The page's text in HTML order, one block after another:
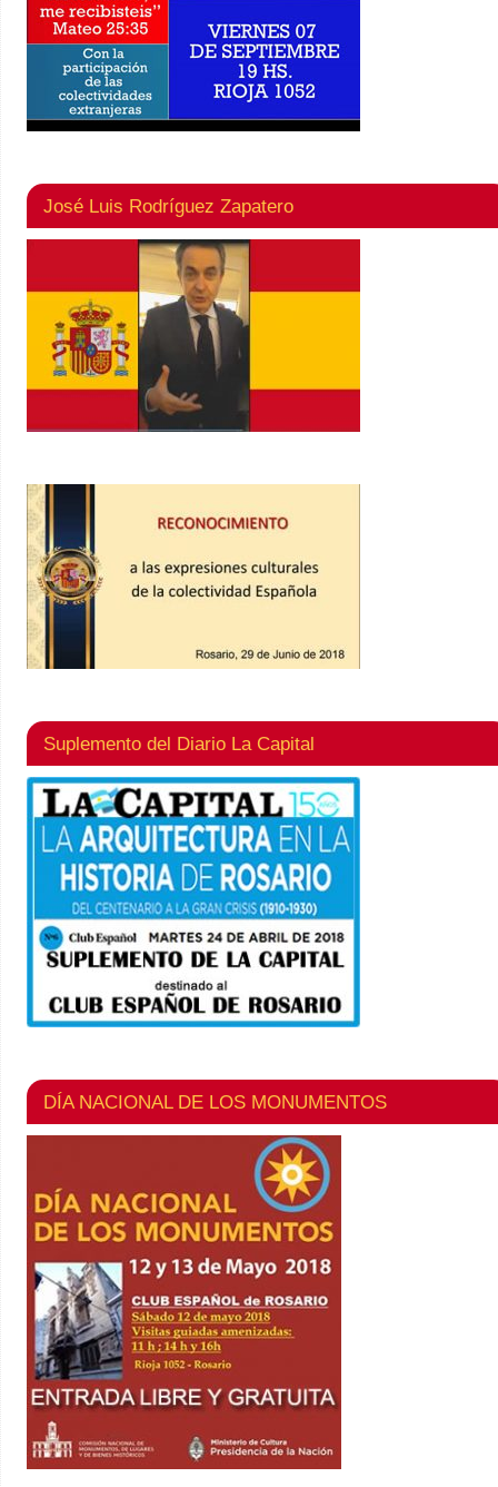
José Luis Rodríguez Zapatero
Suplemento del Diario La Capital
DÍA NACIONAL DE LOS MONUMENTOS